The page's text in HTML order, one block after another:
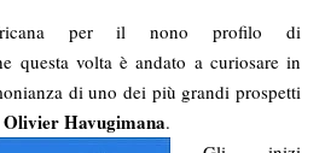
per il nono profilo di
questa volta è andato a curiosare in
di uno dei più grandi prospetti
Olivier Havugimana.